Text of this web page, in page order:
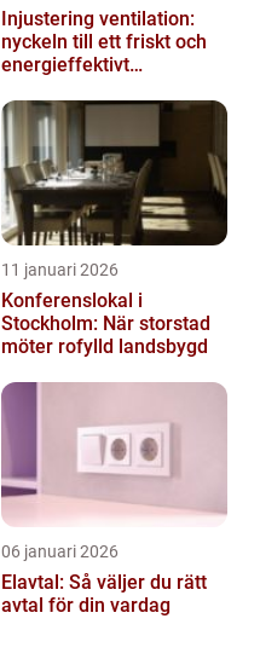
Injustering ventilation:
nyckeln till ett friskt och
energieffektivt
11 januari 2026
Konferenslokal i
Stockholm: När storstad
möter rofylld landsbygd
06 januari 2026
Elavtal: Så väljer du rätt
avtal för din vardag